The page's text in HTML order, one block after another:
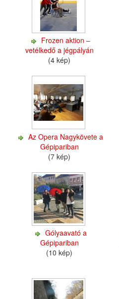
Frozen aktion –
vetélkedő a jégpályán
(4 kép)
Az Opera Nagykövete a
Gépipariban
(7 kép)
Gólyaavató a
Gépipariban
(10 kép)